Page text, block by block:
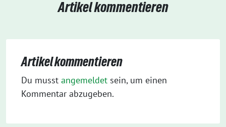
Artikel kommentieren
Artikel kommentieren
Du musst angemeldet sein, um einen
Kommentar abzugeben.